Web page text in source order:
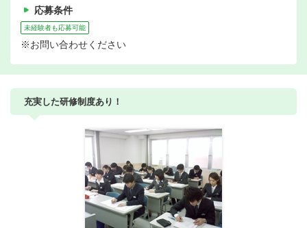
応募条件
未経験者も応募可能
※お問い合わせください
充実した研修制度あり！